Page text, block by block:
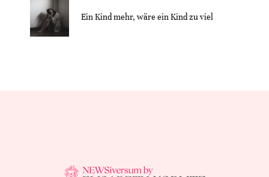
Ein Kind mehr, wäre ein Kind zu viel